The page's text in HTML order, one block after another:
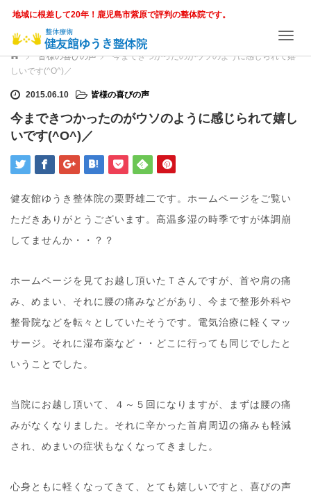
地域に根差して20年！鹿児島市紫原で評判の整体院です。
T
n
t
i
ホーム 皆様の喜びの声
今まできつかったのがウソのように感じられて嬉
しいです(^O^)／
2015.06.10 皆様の喜びの声
今まできつかったのがウソのように感じられて嬉し
いです(^O^)／
健友館ゆうき整体院の栗野雄二です。ホームページをご覧い
ただきありがとうございます。高温多湿の時季ですが体調崩
してませんか・・？？
ホームページを見てお越し頂いたＴさんですが、首や肩の痛
み、めまい、それに腰の痛みなどがあり、今まで整形外科や
整骨院などを転々としていたそうです。電気治療に軽くマッ
サージ。それに湿布薬など・・どこに行っても同じでしたと
いうことでした。
当院にお越し頂いて、４～５回になりますが、まずは腰の痛
みがなくなりました。それに辛かった首肩周辺の痛みも軽減
され、めまいの症状もなくなってきました。
心身ともに軽くなってきて、とても嬉しいですと、喜びの声